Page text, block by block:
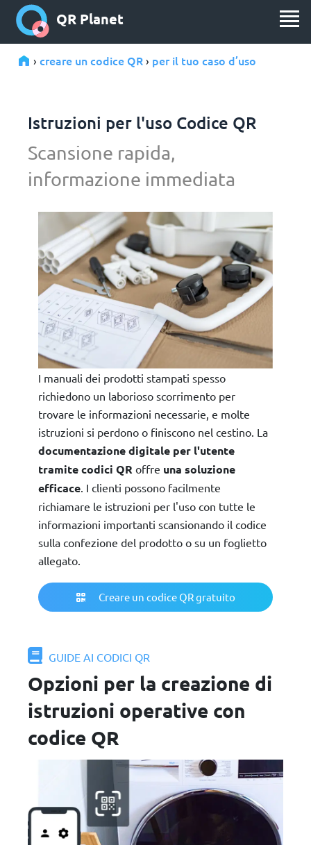
QR Planet
› creare un codice QR › per il tuo caso d’uso
Istruzioni per l'uso Codice QR
Scansione rapida,
informazione immediata
I manuali dei prodotti stampati spesso
richiedono un laborioso scorrimento per
trovare le informazioni necessarie, e molte
istruzioni si perdono o finiscono nel cestino. La
documentazione digitale per l'utente
tramite codici QR offre una soluzione
efficace . I clienti possono facilmente
richiamare le istruzioni per l'uso con tutte le
informazioni importanti scansionando il codice
sulla confezione del prodotto o su un foglietto
allegato.
Creare un codice QR gratuito
GUIDE AI CODICI QR
Opzioni per la creazione di
istruzioni operative con
codice QR